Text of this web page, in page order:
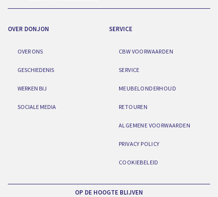
OVER DONJON
OVER ONS
GESCHIEDENIS
WERKEN BIJ
SOCIALE MEDIA
SERVICE
CBW VOORWAARDEN
SERVICE
MEUBELONDERHOUD
RETOUREN
ALGEMENE VOORWAARDEN
PRIVACY POLICY
COOKIEBELEID
OP DE HOOGTE BLIJVEN